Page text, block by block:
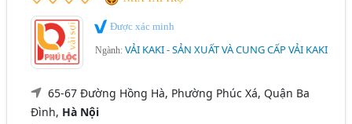
Được xác minh
Ngành:VẢI KAKI - SẢN XUẤT VÀ CUNG CẤP VẢI KAKI
65-67 Đường Hồng Hà, Phường Phúc Xá, Quận Ba
Đình, Hà Nội